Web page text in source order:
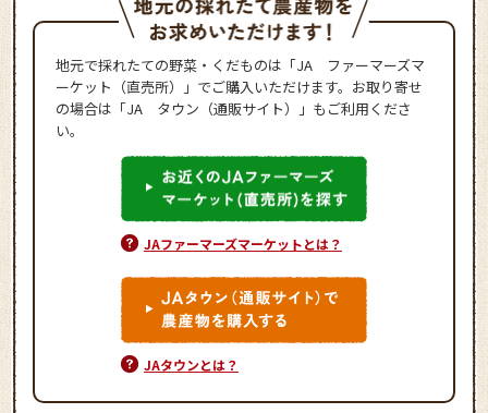
地元で採れたての野菜・くだものは「JA ファーマーズマ
ーケット（直売所）」でご購入いただけます。お取り寄せ
の場合は「JA タウン（通販サイト）」もご利用くださ
い。
JAファーマーズマーケットとは？
JAタウンとは？